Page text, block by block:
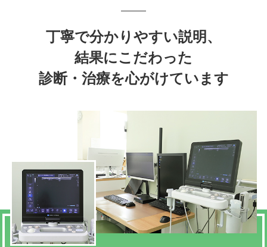
丁寧で分かりやすい説明、
結果にこだわった
診断・治療を心がけています